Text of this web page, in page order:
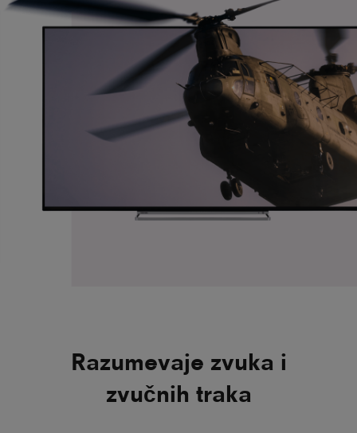
Razumevaje zvuka i
zvučnih traka